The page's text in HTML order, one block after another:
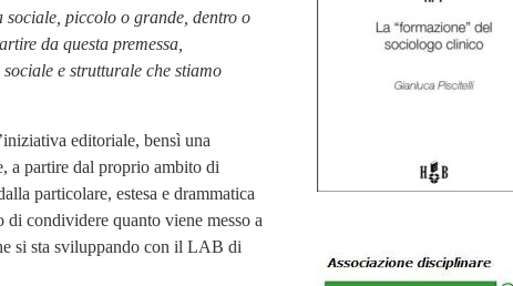
piccolo o grande, dentro o
da questa premessa,
e strutturale che stiamo
editoriale, bensì una
a partire dal proprio ambito di
particolare, estesa e drammatica
condividere quanto viene messo a
si sta sviluppando con il LAB di